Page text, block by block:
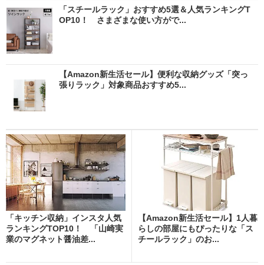
「スチールラック」おすすめ5選＆人気ランキングT
OP10！ さまざまな使い方がで...
【Amazon新生活セール】便利な収納グッズ「突っ
張りラック」対象商品おすすめ5...
「キッチン収納」インスタ人気
ランキングTOP10！ 「山崎実
業のマグネット醤油差...
【Amazon新生活セール】1人暮
らしの部屋にもぴったりな「ス
チールラック」のお...